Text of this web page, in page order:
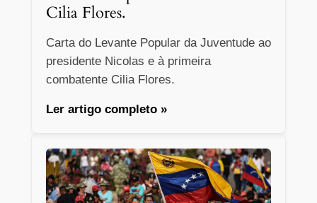
Cilia Flores.
Carta do Levante Popular da Juventude ao
presidente Nicolas e à primeira
combatente Cilia Flores.
Ler artigo completo »